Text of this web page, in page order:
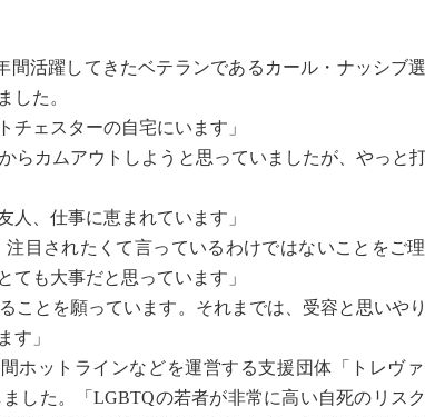
活躍してきたベテランであるカール・ナッシブ
した。
チェスターの自宅にいます」
らカムアウトしようと思っていましたが、やっと
人、仕事に恵まれています」
目されたくて言っているわけではないことをご
ても大事だと思っています」
ことを願っています。それまでは、受容と思いや
す」
ットラインなどを運営する支援団体「トレヴ
した。「LGBTQの若者が非常に高い自死のリス